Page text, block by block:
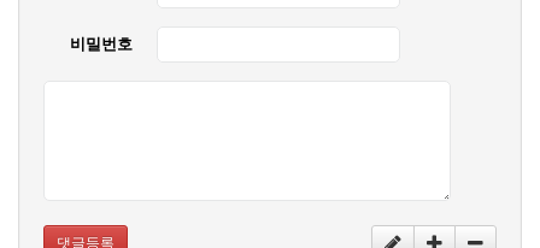
비밀번호
댓글등록